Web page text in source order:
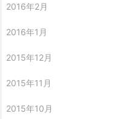
2016年2月
2016年1月
2015年12月
2015年11月
2015年10月